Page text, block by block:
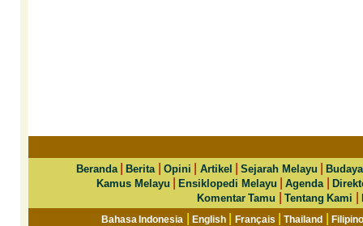
Beranda|Berita Opini Artikel |Sejarah Melayu |
Kamus Melayu
|Ensiklopedi Melayu |Agenda |
Komentar Tamu
|Tentang Kami |
Bahasa Indonesia |English Français |Thailand |